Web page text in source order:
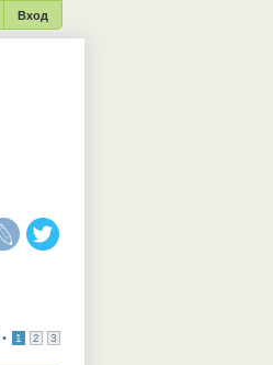
Вход
• 1 2 3